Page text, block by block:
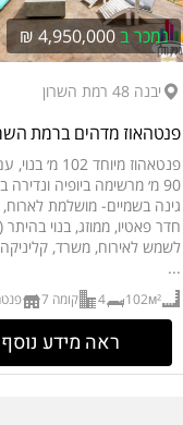
נמכר ב4,950,000 ₪
יבנה 48 רמת השרון
פנטהאוז מדהים ברמת
פנטאהוז מיוחד
90 מ׳ מרשימה ביופיה ונדירה
גינה בשמיים- מושלמת
חדר פאטיו, ממוזג, בנוי בהיתר
לשמש לאירוח, משרד,
...
102м²
4 קומה 7
ראה מידע נוסף